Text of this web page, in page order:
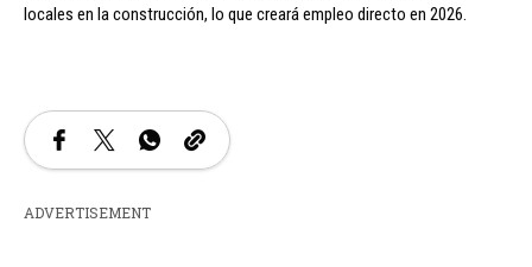
locales en la construcción, lo que creará empleo directo en 2026.
ADVERTISEMENT